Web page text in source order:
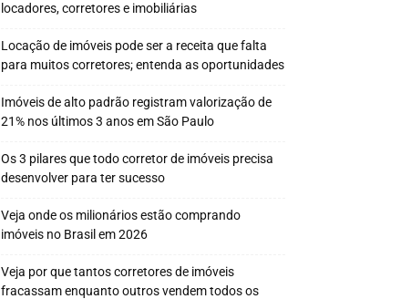
locadores, corretores e imobiliárias
Locação de imóveis pode ser a receita que falta
para muitos corretores; entenda as oportunidades
Imóveis de alto padrão registram valorização de
21% nos últimos 3 anos em São Paulo
Os 3 pilares que todo corretor de imóveis precisa
desenvolver para ter sucesso
Veja onde os milionários estão comprando
imóveis no Brasil em 2026
Veja por que tantos corretores de imóveis
fracassam enquanto outros vendem todos os